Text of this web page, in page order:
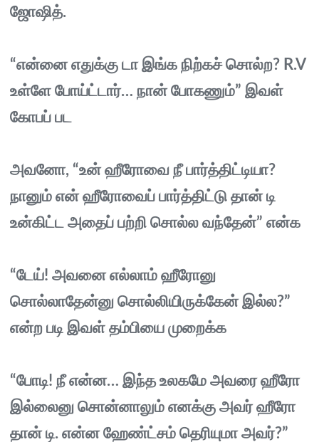
ஜோஷித்.
“என்னை எதுக்கு டா இங்க நிற்கச் சொல்ற? R.V
உள்ளே போய்ட்டார்… நான் போகணும்” இவள்
கோபப் பட
அவனோ, “உன் ஹீரோவை நீ பார்த்திட்டியா?
நானும் என் ஹீரோவைப் பார்த்திட்டு தான் டி
உன்கிட்ட அதைப் பற்றி சொல்ல வந்தேன்” என்க
“டேய்! அவனை எல்லாம் ஹீரோனு
சொல்லாதேன்னு சொல்லியிருக்கேன் இல்ல?”
என்ற படி இவள் தம்பியை முறைக்க
“போடி! நீ என்ன… இந்த உலகமே அவரை ஹீரோ
இல்லைனு சொன்னாலும் எனக்கு அவர் ஹீரோ
தான் டி. என்ன ஹேண்ட்சம் தெரியுமா அவர்?”